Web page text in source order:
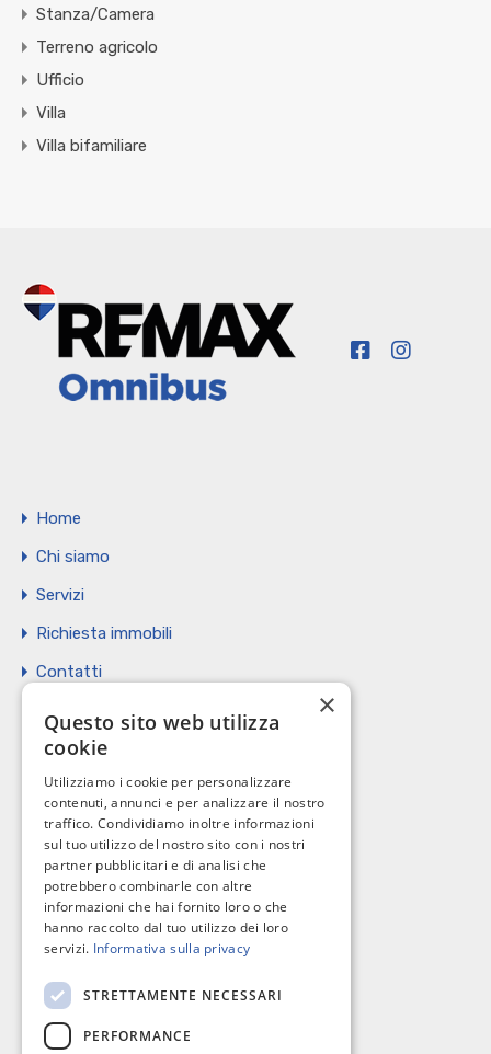
Stanza/Camera
Terreno agricolo
Ufficio
Villa
Villa bifamiliare
Home
Chi siamo
Servizi
Richiesta immobili
Contatti
Vendi il tuo immobile
Privacy Policy
Cookie policy
I nostri contatti
C.so Giannone, 184 - 71121 Foggia
0881 617004
×
Questo sito web utilizza
cookie
Utilizziamo i cookie per personalizzare
contenuti, annunci e per analizzare il nostro
traffico. Condividiamo inoltre informazioni
sul tuo utilizzo del nostro sito con i nostri
partner pubblicitari e di analisi che
potrebbero combinarle con altre
informazioni che hai fornito loro o che
hanno raccolto dal tuo utilizzo dei loro
servizi. Informativa sulla privacy
STRETTAMENTE NECESSARI
PERFORMANCE